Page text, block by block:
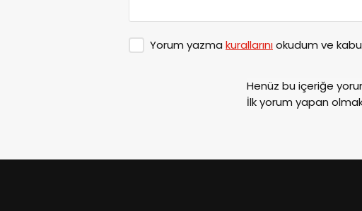
Yorum yazma kurallarınıokudum ve
Henüz bu içeriğe
İlk yorum yapan